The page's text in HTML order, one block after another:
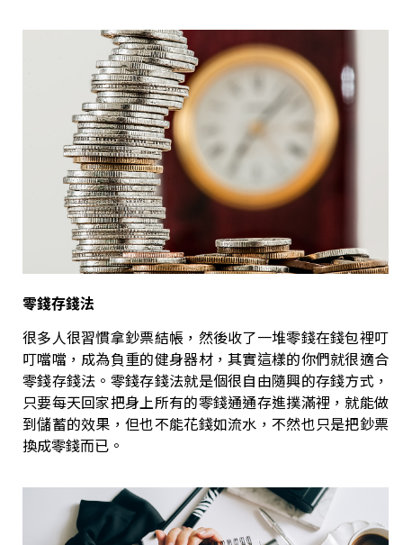
零錢存錢法
很多人很習慣拿鈔票結帳，然後收了一堆零錢在錢包裡叮
叮噹噹，成為負重的健身器材，其實這樣的你們就很適合
零錢存錢法。零錢存錢法就是個很自由隨興的存錢方式，
只要每天回家把身上所有的零錢通通存進撲滿裡，就能做
到儲蓄的效果，但也不能花錢如流水，不然也只是把鈔票
換成零錢而已。